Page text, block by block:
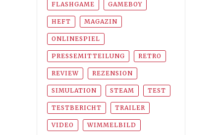
FLASHGAME GAMEBOY
HEFT MAGAZIN
ONLINESPIEL
PRESSEMITTEILUNG RETRO
REVIEW REZENSION
SIMULATION STEAM TEST
TESTBERICHT TRAILER
VIDEO WIMMELBILD